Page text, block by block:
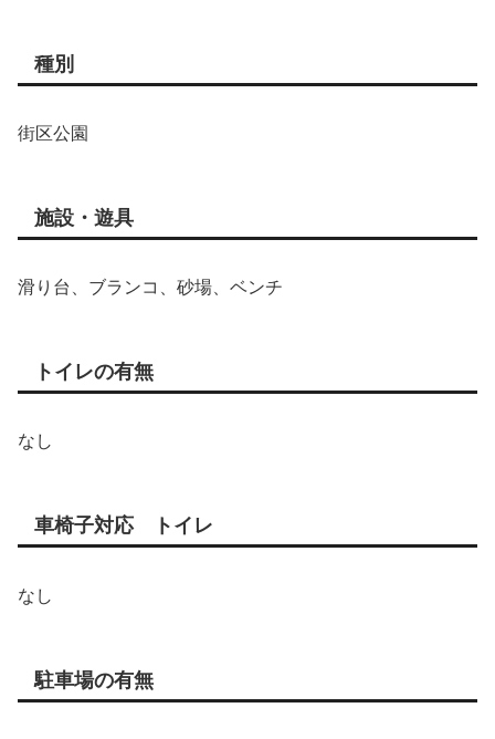
種別
街区公園
施設・遊具
滑り台、ブランコ、砂場、ベンチ
トイレの有無
なし
車椅子対応 トイレ
なし
駐車場の有無